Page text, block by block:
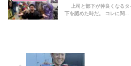
上司と部下が仲良くなるタ
下を認めた時だ。 コレに関...